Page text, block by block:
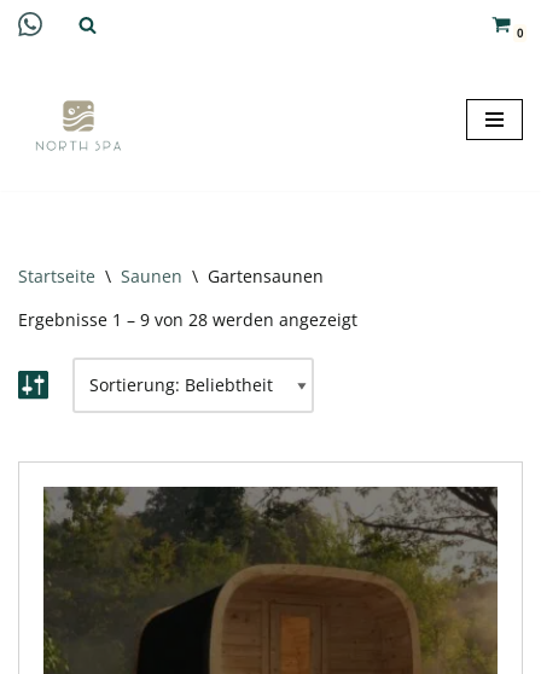
springen
0
Startseite \ Saunen \ Gartensaunen
Ergebnisse 1 – 9 von 28 werden angezeigt